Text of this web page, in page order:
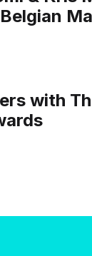
with